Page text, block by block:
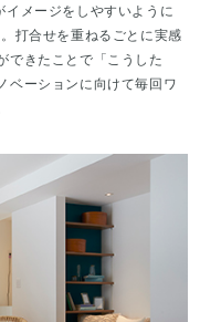
イメージをしやすいように
打合せを重ねるごとに実感
できたことで「こうした
ベーションに向けて毎回ワ